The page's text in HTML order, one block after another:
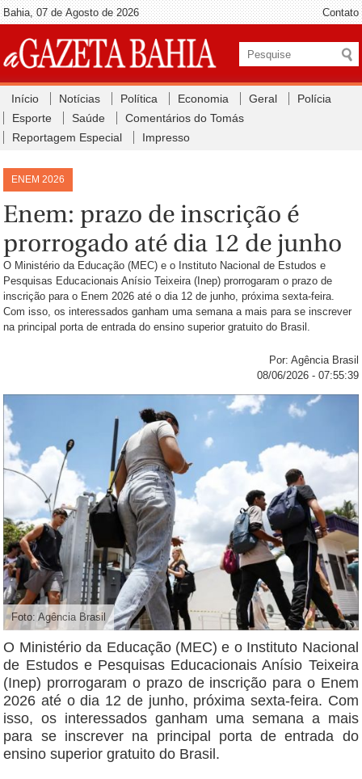
Bahia, 07 de Agosto de 2026 Contato
Início Notícias Política Economia Geral
Polícia
Esporte
Saúde
Comentários do Tomás
Reportagem Especial
Impresso
ENEM 2026
Enem: prazo de inscrição é
prorrogado até dia 12 de junho
O Ministério da Educação (MEC) e o Instituto Nacional de Estudos e
Pesquisas Educacionais Anísio Teixeira (Inep) prorrogaram o prazo de
inscrição para o Enem 2026 até o dia 12 de junho, próxima sexta-feira.
Com isso, os interessados ganham uma semana a mais para se inscrever
na principal porta de entrada do ensino superior gratuito do Brasil.
Por: Agência Brasil
08/06/2026 - 07:55:39
Foto: Agência Brasil
O Ministério da Educação (MEC) e o Instituto Nacional
de Estudos e Pesquisas Educacionais Anísio Teixeira
(Inep) prorrogaram o prazo de inscrição para o Enem
2026 até o dia 12 de junho, próxima sexta-feira. Com
isso, os interessados ganham uma semana a mais
para se inscrever na principal porta de entrada do
ensino superior gratuito do Brasil.